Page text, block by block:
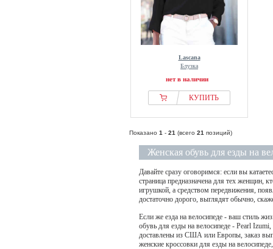
Lascana
Блузка
нет в наличии
КУПИТЬ
Показано 1 - 21 (всего 21 позиций)
Женская обувь для езды на
Давайте сразу оговоримся: если вы
страница предназначена для тех женщин,
игрушкой, а средством передвижения,
достаточно дорого, выглядят обычно,
Если же езда на велосипеде - ваш стиль
обувь для езды на велосипеде - Pearl
доставлены из США или Европы, заказ
женские кроссовки для езды на